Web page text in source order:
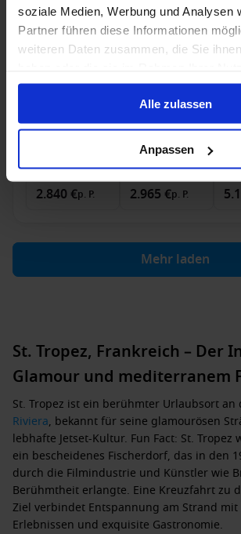
soziale Medien, Werbung und Analysen
Partner führen diese Informationen
weiteren Daten zusammen, die Sie
gesammelt haben.
Alle zulassen
Anpassen
Ab / An Nizza
Royal Clipper
Bis zu 199 € Bordguthaben
26 Sep. 2026 7Nächte
2.840 €p. P. 2.965 €p. P.
Mehr laden
St. Tropez, Frankreich – Der
Glamour und mediterranem
St. Tropez ist ein berühmter Urlaubsort an
Riviera, bekannt für seine glamourösen
lebhafte Jetset-Kultur. Fun Fact: St.
ein bescheidenes Fischerdorf, das in den
durch die Filmindustrie und Künstler wie
Berühmtheit erlangte. Eine Kreuzfahrt zu
Ziel verbindet Entspannung am Strand
Erlebnissen und exquisite Gastronomie.